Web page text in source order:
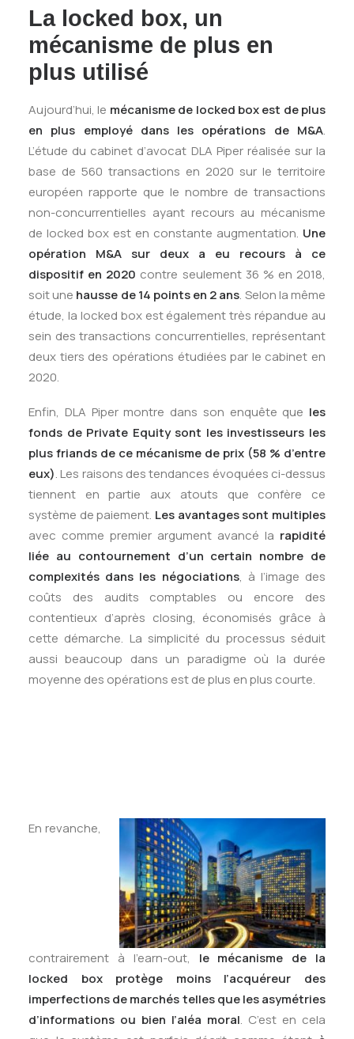
La locked box, un
mécanisme de plus en
plus utilisé
Aujourd’hui, le mécanisme de locked box est de plus
en plus employé dans les opérations de M&A.
L’étude du cabinet d’avocat DLA Piper réalisée sur la
base de 560 transactions en 2020 sur le territoire
européen rapporte que le nombre de transactions
non-concurrentielles ayant recours au mécanisme
de locked box est en constante augmentation. Une
opération M&A sur deux a eu recours à ce
dispositif en 2020 contre seulement 36 % en 2018,
soit une hausse de 14 points en 2 ans. Selon la même
étude, la locked box est également très répandue au
sein des transactions concurrentielles, représentant
deux tiers des opérations étudiées par le cabinet en
2020.
Enfin, DLA Piper montre dans son enquête que les
fonds de Private Equity sont les investisseurs les
plus friands de ce mécanisme de prix (58 % d’entre
eux). Les raisons des tendances évoquées ci-dessus
tiennent en partie aux atouts que confère ce
système de paiement. Les avantages sont multiples
avec comme premier argument avancé la rapidité
liée au contournement d’un certain nombre de
complexités dans les négociations, à l’image des
coûts des audits comptables ou encore des
contentieux d’après closing, économisés grâce à
cette démarche. La simplicité du processus séduit
aussi beaucoup dans un paradigme où la durée
moyenne des opérations est de plus en plus courte.
En revanche,
contrairement à l’earn-out, le mécanisme de la
locked box protège moins l’acquéreur des
imperfections de marchés telles que les asymétries
d’informations ou bien l’aléa moral. C’est en cela